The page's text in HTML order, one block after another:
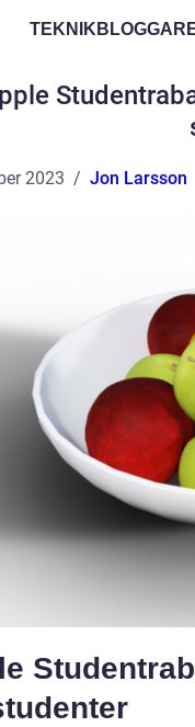
2023 Jon Larsson